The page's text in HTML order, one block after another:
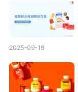
产品更新动态
品牌消费观
2025-09-19